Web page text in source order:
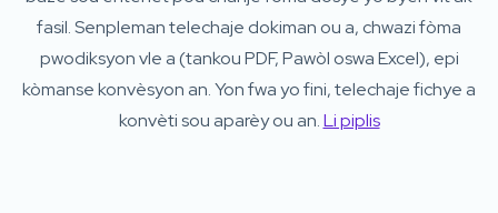
fasil. Senpleman telechaje dokiman ou a, chwazi fòma
pwodiksyon vle a (tankou PDF, Pawòl oswa Excel), epi
kòmanse konvèsyon an. Yon fwa yo fini, telechaje fichye a
konvèti sou aparèy ou an.Li piplis